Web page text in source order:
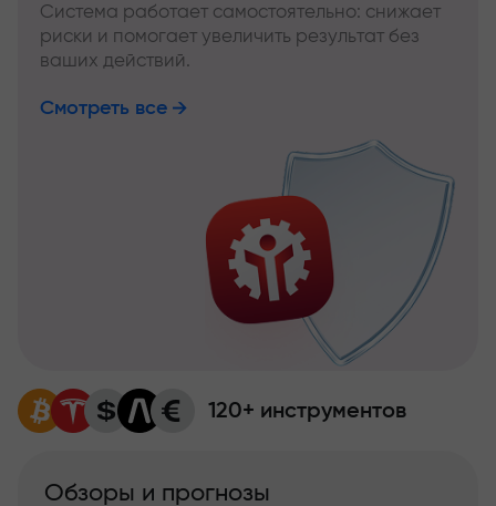
Система работает самостоятельно: снижает
риски и помогает увеличить результат без
ваших действий.
Смотреть все
120+ инструментов
Обзоры и прогнозы